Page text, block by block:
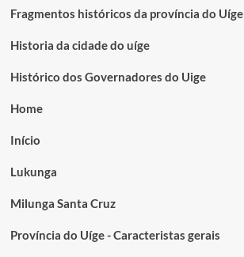
Fragmentos históricos da província do Uíge
Historia da cidade do uíge
Histórico dos Governadores do Uige
Home
Início
Lukunga
Milunga Santa Cruz
Província do Uíge - Caracteristas gerais